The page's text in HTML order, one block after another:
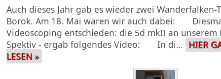
Auch dieses Jahr gab es wieder zwei
Borok. Am 18. Mai waren wir auch dabei:
Videoscoping entschieden: die 5d mkII an unserem
Spektiv - ergab folgendes Video: In di… HIER
LESEN »